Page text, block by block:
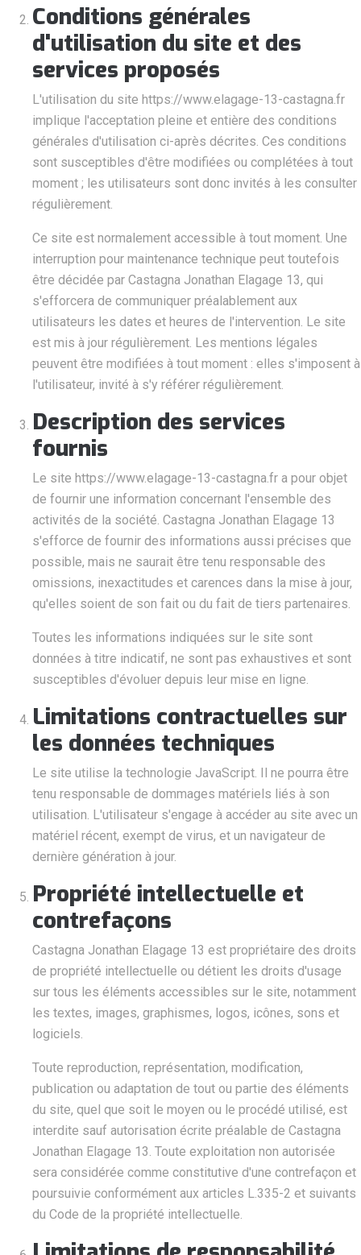
Conditions générales
d'utilisation du site et des
services proposés
L'utilisation du site https://www.elagage-13-castagna.fr
implique l'acceptation pleine et entière des conditions
générales d'utilisation ci-après décrites. Ces conditions
sont susceptibles d'être modifiées ou complétées à tout
moment ; les utilisateurs sont donc invités à les consulter
régulièrement.
Ce site est normalement accessible à tout moment. Une
interruption pour maintenance technique peut toutefois
être décidée par Castagna Jonathan Elagage 13, qui
s'efforcera de communiquer préalablement aux
utilisateurs les dates et heures de l'intervention. Le site
est mis à jour régulièrement. Les mentions légales
peuvent être modifiées à tout moment : elles s'imposent à
l'utilisateur, invité à s'y référer régulièrement.
Description des services
fournis
Le site https://www.elagage-13-castagna.fr a pour objet
de fournir une information concernant l'ensemble des
activités de la société. Castagna Jonathan Elagage 13
s'efforce de fournir des informations aussi précises que
possible, mais ne saurait être tenu responsable des
omissions, inexactitudes et carences dans la mise à jour,
qu'elles soient de son fait ou du fait de tiers partenaires.
Toutes les informations indiquées sur le site sont
données à titre indicatif, ne sont pas exhaustives et sont
susceptibles d'évoluer depuis leur mise en ligne.
Limitations contractuelles sur
les données techniques
Le site utilise la technologie JavaScript. Il ne pourra être
tenu responsable de dommages matériels liés à son
utilisation. L'utilisateur s'engage à accéder au site avec un
matériel récent, exempt de virus, et un navigateur de
dernière génération à jour.
Propriété intellectuelle et
contrefaçons
Castagna Jonathan Elagage 13 est propriétaire des droits
de propriété intellectuelle ou détient les droits d'usage
sur tous les éléments accessibles sur le site, notamment
les textes, images, graphismes, logos, icônes, sons et
logiciels.
Toute reproduction, représentation, modification,
publication ou adaptation de tout ou partie des éléments
du site, quel que soit le moyen ou le procédé utilisé, est
interdite sauf autorisation écrite préalable de Castagna
Jonathan Elagage 13. Toute exploitation non autorisée
sera considérée comme constitutive d'une contrefaçon et
poursuivie conformément aux articles L.335-2 et suivants
du Code de la propriété intellectuelle.